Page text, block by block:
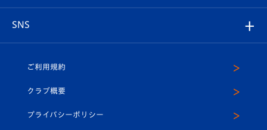
ホームタウン
プレイヤーズスイート
店舗情報
U-18
SNS
ヴィヴィくんインスタグラム
公式LINE＠
ご利用規約
クラブ概要
プライバシーポリシー